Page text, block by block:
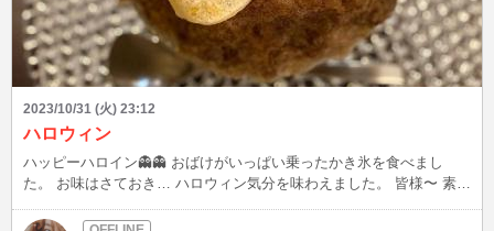
2023/10/31 (火) 23:12
ハロウィン
ハッピーハロイン👻👻 おばけがいっぱい乗ったかき氷を食べまし
た。 お味はさておき… ハロウィン気分を味わえました。 皆様〜 素敵